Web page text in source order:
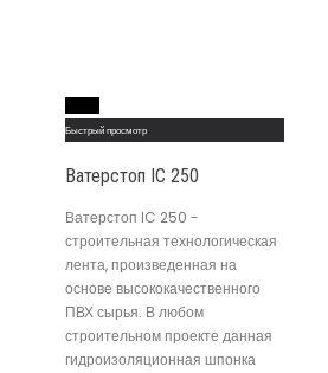
Быстрый просмотр
Ватерстоп IC 250
Ватерстоп IC 250 -
строительная технологическая
лента, произведенная на
основе высококачественного
ПВХ сырья. В любом
строительном проекте данная
гидроизоляционная шпонка